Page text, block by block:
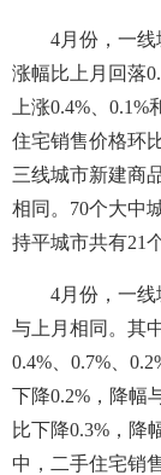
4月份，一线城
涨幅比上月回落
上涨0.4%、
住宅销售价格环
三线城市新建商
相同。70个大中
持平城市共有21
4月份，一线城
与上月相同。其
0.4%、0.7%、
下降0.2%，降幅
比下降0.3%，降
中，二手住宅销